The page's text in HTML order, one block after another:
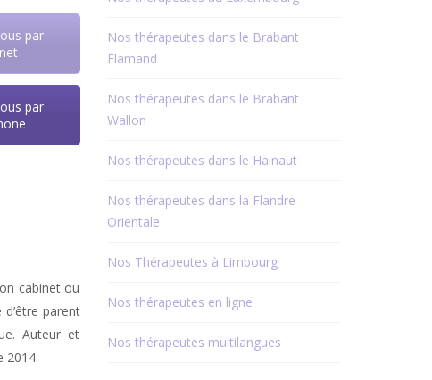
par
par
cabinet ou
parent
Auteur et
2014.
Nos thérapeutes dans le Brabant
Flamand
Nos thérapeutes dans le Brabant
Wallon
Nos thérapeutes dans le Hainaut
Nos thérapeutes dans la Flandre
Orientale
Nos Thérapeutes à Limbourg
Nos thérapeutes en ligne
Nos thérapeutes multilangues